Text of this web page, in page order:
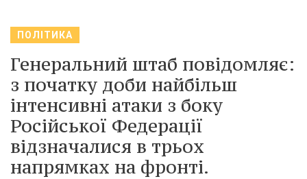
ПОЛІТИКА
Генеральний штаб повідомляє:
з початку доби найбільш
інтенсивні атаки з боку
Російської Федерації
відзначалися в трьох
напрямках на фронті.